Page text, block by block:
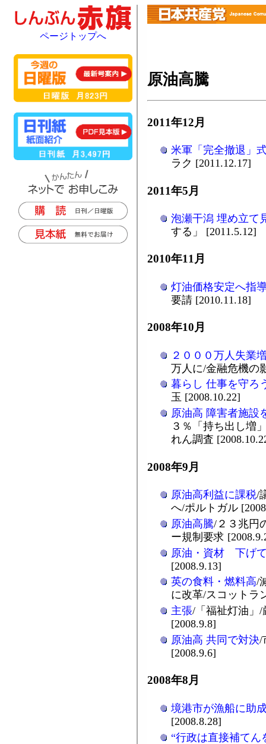
原油高騰
2011年12月
米軍「完全撤退」
ラク [2011.12.17]
2011年5月
泡瀬干潟 埋め立て
する」 [2011.5.12]
2010年11月
灯油価格安定へ指
要請 [2010.11.18]
2008年10月
２０００万人失業
万人に/金融危機の
暮らし 仕事を守ろ
玉 [2008.10.22]
原油高 障害者施設
３％「持ち出し増
れん調査
2008年9月
原油高利益に課税/
へ/ポルトガル
原油高騰/２３兆円
ー規制要求
原油・資材 下げ
[2008.9.13]
英の食料・燃料高/
に改革/スコットラ
主張/「福祉灯油」/
[2008.9.8]
原油高 共同で対決/
[2008.9.6]
2008年8月
境港市が漁船に助
[2008.8.28]
“行政は直接補てん
ページトップへ